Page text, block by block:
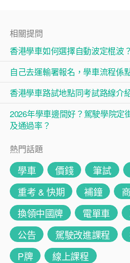
相關提問
香港學車如何選擇自動波定棍波
自己去運輸署報名，學車流程係
香港學車路試地點同考試路線介
2026年學車邊間好？駕駛學院定
及通過率？
熱門話題
學車 價錢 筆試
重考 & 快期
補鐘
換領中國牌
電單車
公告
駕駛改進課程
P牌
線上課程